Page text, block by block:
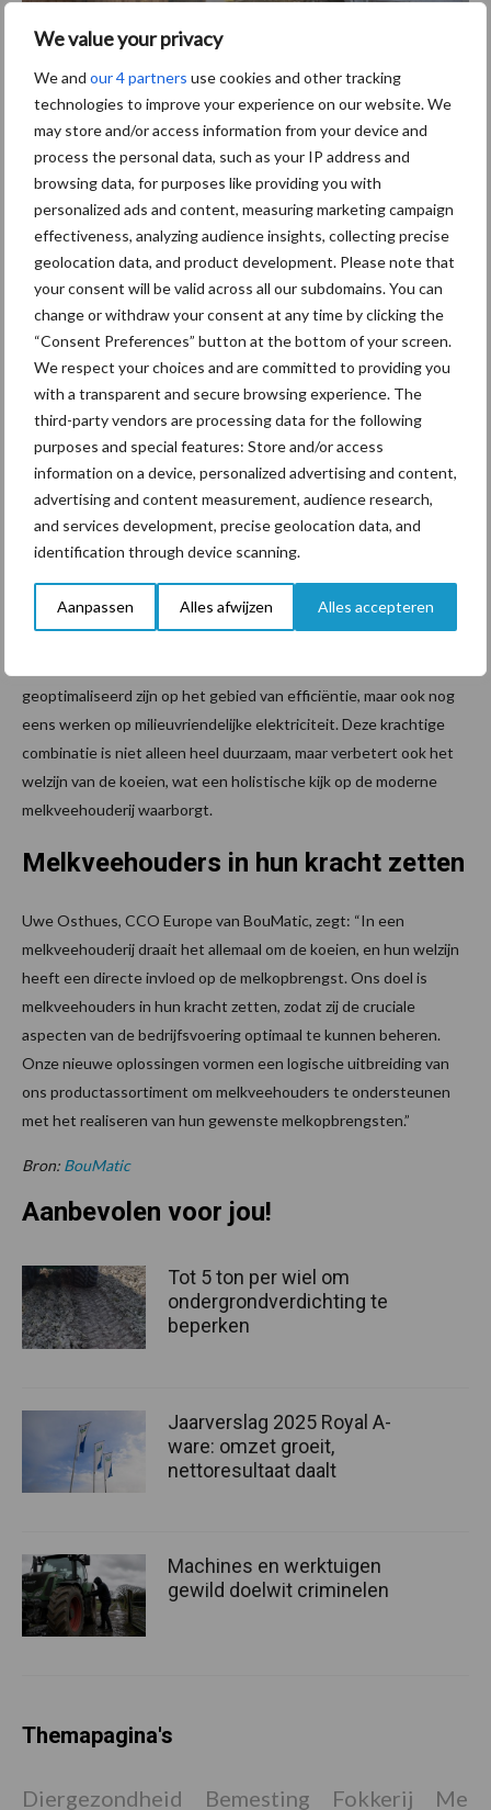
We value your privacy
We and our 4 partners use cookies and other tracking
technologies to improve your experience on our website. We
may store and/or access information from your device and
process the personal data, such as your IP address and
browsing data, for purposes like providing you with
personalized ads and content, measuring marketing campaign
effectiveness, analyzing audience insights, collecting precise
geolocation data, and product development. Please note that
your consent will be valid across all our subdomains. You can
change or withdraw your consent at any time by clicking the
“Consent Preferences” button at the bottom of your screen.
We respect your choices and are committed to providing you
with a transparent and secure browsing experience. The
third-party vendors are processing data for the following
purposes and special features: Store and/or access
information on a device, personalized advertising and content,
advertising and content measurement, audience research,
and services development, precise geolocation data, and
identification through device scanning.
Aanpassen Alles afwijzen Alles accepteren
Bediening op afstand
Het complete assortiment voeroplossingen kan op afstand
worden gemonitord en bediend, via alle soorten apparaten
(computer, tablet en/of smartphone). De specialisten van
BouMatic kunnen op elk gewenst moment optimalisaties
doorvoeren via ‘onderhoud op afstand’ en de software wordt op
die manier ook altijd up-to-date gehouden.
Voersystemen voor een duurzame
bedrijfsvoering
Deze geavanceerde voersystemen kunnen draaien op groene
energie die wordt gegenereerd door de zonnepanelen of
geoptimaliseerd zijn op het gebied van efficiëntie, maar ook nog
eens werken op milieuvriendelijke elektriciteit. Deze krachtige
combinatie is niet alleen heel duurzaam, maar verbetert ook het
welzijn van de koeien, wat een holistische kijk op de moderne
melkveehouderij waarborgt.
Melkveehouders in hun kracht zetten
Uwe Osthues, CCO Europe van BouMatic, zegt: “In een
melkveehouderij draait het allemaal om de koeien, en hun welzijn
heeft een directe invloed op de melkopbrengst. Ons doel is
melkveehouders in hun kracht zetten, zodat zij de cruciale
aspecten van de bedrijfsvoering optimaal te kunnen beheren.
Onze nieuwe oplossingen vormen een logische uitbreiding van
ons productassortiment om melkveehouders te ondersteunen
met het realiseren van hun gewenste melkopbrengsten.”
Bron: BouMatic
Aanbevolen voor jou!
Tot 5 ton per wiel om
ondergrondverdichting te
beperken
Jaarverslag 2025 Royal A-
ware: omzet groeit,
nettoresultaat daalt
Machines en werktuigen
gewild doelwit criminelen
Themapagina's
Diergezondheid Bemesting Fokkerij